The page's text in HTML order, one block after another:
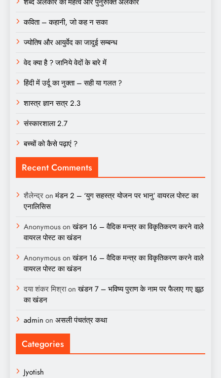
कविता – कहानी, जो कह न सका
ज्योतिष और आयुर्वेद का जादुई सम्बन्ध
वेद क्या है ? जानिये वेदों के बारे में
हिंदी में उर्दू का नुक्ता – सही या गलत ?
शास्त्र ज्ञान सत्र 2.3
संस्कारशाला 2.7
बच्चों को कैसे पढ़ाएं ?
Recent Comments
शैलेन्द्रonमंडन 2 – ‘युग सहस्त्र योजन पर भानु’ वायरल पोस्ट का
एनालिसिस
Anonymousonखंडन 16 – वैदिक मन्त्र का विकृतिकरण करने वाले
वायरल पोस्ट का खंडन
Anonymousonखंडन 16 – वैदिक मन्त्र का विकृतिकरण करने वाले
वायरल पोस्ट का खंडन
दया शंकर मिश्राonखंडन 7 – भविष्य पुराण के नाम पर फैलाए गए झूठ
का खंडन
admin on असली पंचतंत्र कथा
Categories
Jyotish